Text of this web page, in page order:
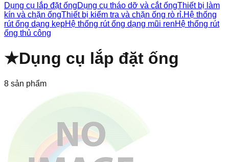
Dụng cụ lắp đặt ốngDụng cụ tháo dỡ và cắt ốngThiết bị làm
kín và chặn ốngThiết bị kiểm tra và chặn ống rò rỉ.Hệ thống
rút ống dạng kẹpHệ thống rút ống dạng mũi renHệ thống rút
ống thủ công
★Dụng cụ lắp đặt ống
8 sản phẩm